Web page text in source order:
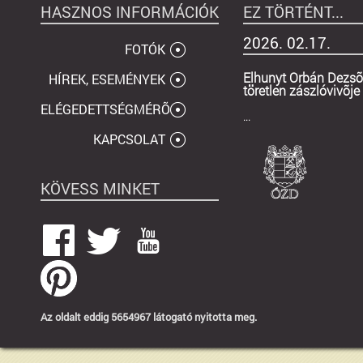
HASZNOS INFORMÁCIÓK EZ TÖRTÉNT...
FOTÓK
HÍREK, ESEMÉNYEK
ELÉGEDETTSÉGMÉRÕ
KAPCSOLAT
KÖVESS MINKET
2026. 02.17.
Elhunyt Orbán
töretlen zászlóvivõje
...
Az oldalt eddig 5654967 látogató nyitotta meg.